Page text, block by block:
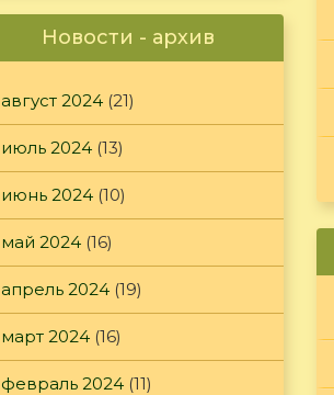
Новости - архив
август 2024 (21)
июль 2024 (13)
июнь 2024 (10)
май 2024 (16)
апрель 2024 (19)
март 2024 (16)
февраль 2024 (11)